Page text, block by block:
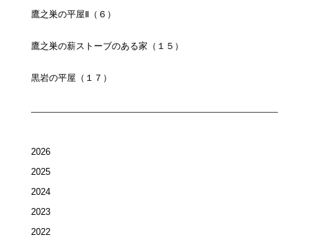
鷹之巣の平屋Ⅱ（６）
鷹之巣の薪ストーブのある家（１５）
黒岩の平屋（１７）
2026
2025
2024
2023
2022